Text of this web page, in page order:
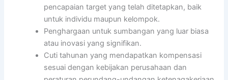
pencapaian target yang telah ditetapkan, baik
untuk individu maupun kelompok.
Penghargaan untuk sumbangan yang luar biasa
atau inovasi yang signifikan.
Cuti tahunan yang mendapatkan kompensasi
sesuai dengan kebijakan perusahaan dan